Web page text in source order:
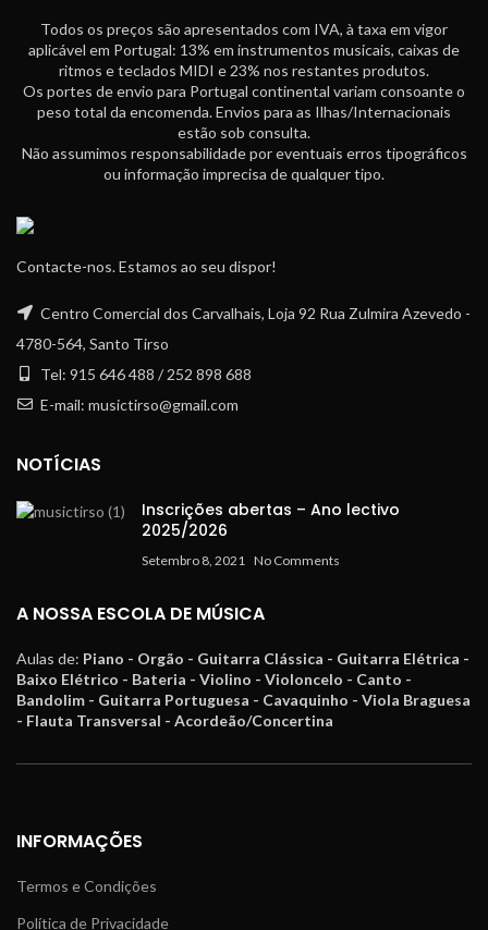
Todos os preços são apresentados com IVA, à taxa em vigor
aplicável em Portugal: 13% em instrumentos musicais, caixas de
ritmos e teclados MIDI e 23% nos restantes produtos.
Os portes de envio para Portugal continental variam consoante o
peso total da encomenda. Envios para as Ilhas/Internacionais
estão sob consulta.
Não assumimos responsabilidade por eventuais erros tipográficos
ou informação imprecisa de qualquer tipo.
Contacte-nos. Estamos ao seu dispor!
Centro Comercial dos Carvalhais, Loja 92 Rua Zulmira Azevedo -
4780-564, Santo Tirso
Tel: 915 646 488 / 252 898 688
E-mail: musictirso@gmail.com
NOTÍCIAS
Inscrições abertas – Ano lectivo
2025/2026
Setembro 8, 2021 No Comments
A NOSSA ESCOLA DE MÚSICA
Aulas de: Piano - Orgão - Guitarra Clássica - Guitarra Elétrica -
Baixo Elétrico - Bateria - Violino - Violoncelo - Canto -
Bandolim - Guitarra Portuguesa - Cavaquinho - Viola Braguesa
- Flauta Transversal - Acordeão/Concertina
INFORMAÇÕES
Termos e Condições
Política de Privacidade